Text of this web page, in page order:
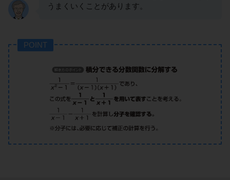
うまくいくことがあります。
POINT